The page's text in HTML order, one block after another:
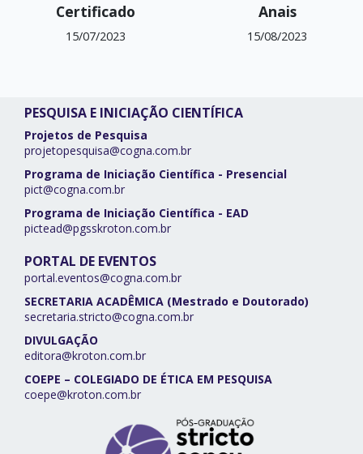
Certificado
15/07/2023
Anais
15/08/2023
PESQUISA E INICIAÇÃO CIENTÍFICA
Projetos de Pesquisa
projetopesquisa@cogna.com.br
Programa de Iniciação Científica - Presencial
pict@cogna.com.br
Programa de Iniciação Científica - EAD
pictead@pgsskroton.com.br
PORTAL DE EVENTOS
portal.eventos@cogna.com.br
SECRETARIA ACADÊMICA (Mestrado e Doutorado)
secretaria.stricto@cogna.com.br
DIVULGAÇÃO
editora@kroton.com.br
COEPE – COLEGIADO DE ÉTICA EM PESQUISA
coepe@kroton.com.br